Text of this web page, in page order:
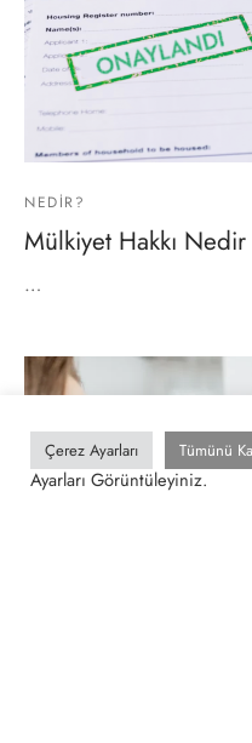
NEDIR?
Mülkiyet Hakkı
…
Çerez Ayarları Tümünü
Ayarları Görüntüleyiniz.